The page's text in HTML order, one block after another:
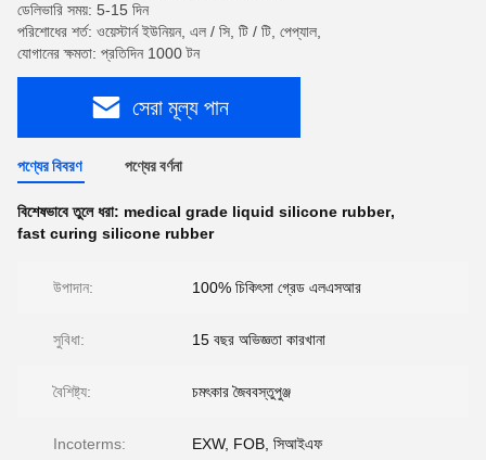
ডেলিভারি সময়: 5-15 দিন
পরিশোধের শর্ত: ওয়েস্টার্ন ইউনিয়ন, এল / সি, টি / টি, পেপ্যাল,
যোগানের ক্ষমতা: প্রতিদিন 1000 টন
সেরা মূল্য পান
পণ্যের বিবরণ পণ্যের বর্ণনা
বিশেষভাবে তুলে ধরা: medical grade liquid silicone rubber,
fast curing silicone rubber
উপাদান: 100% চিকিৎসা গ্রেড এলএসআর
সুবিধা: 15 বছর অভিজ্ঞতা কারখানা
বৈশিষ্ট্য: চমৎকার জৈববস্তুপুঞ্জ
Incoterms: EXW, FOB, সিআইএফ